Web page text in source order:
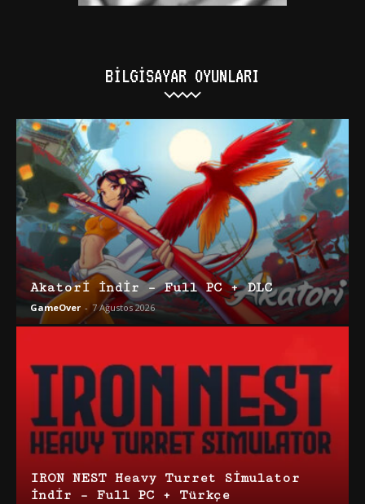
BILGISAYAR OYUNLARI
Akatori İndir – Full PC + DLC
GameOver - 7 Ağustos 2026
IRON NEST Heavy Turret Simulator
İndir – Full PC + Türkçe